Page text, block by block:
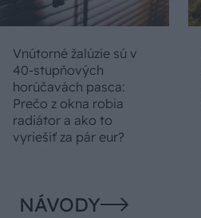
Vnútorné žalúzie sú v
40-stupňových
horúčavách pasca:
Prečo z okna robia
radiátor a ako to
vyriešiť za pár eur?
NÁVODY